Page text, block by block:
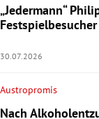
„Jedermann“
Festspielbesucher
30.07.2026
Austropromis
Nach